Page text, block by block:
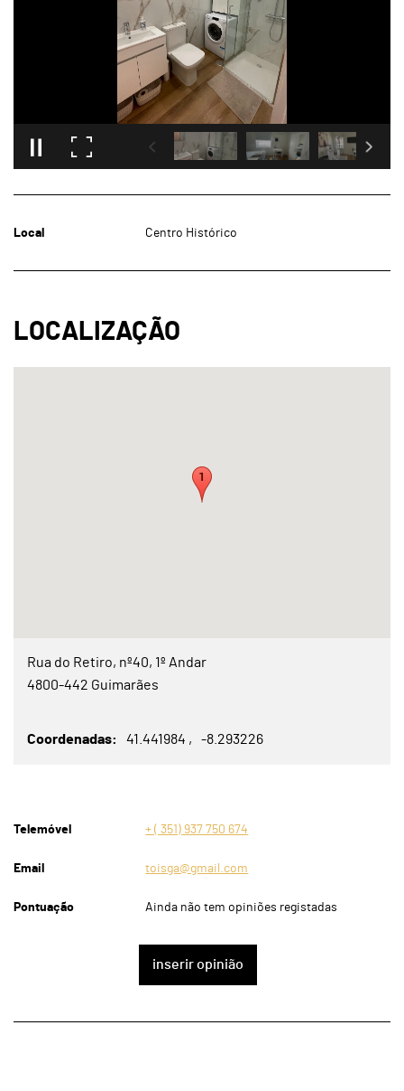
Local Centro Histórico
Rua do Retiro, nº40, 1º Andar
4800-442 Guimarães
Coordenadas 41.441984 -8.293226
Telemóvel + ( 351) 937 750 674
Email toisga@gmail.com
Pontuação Ainda não tem opiniões registadas
inserir opinião